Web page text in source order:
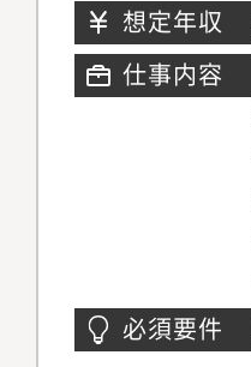
想定年収
仕事内容
必須要件